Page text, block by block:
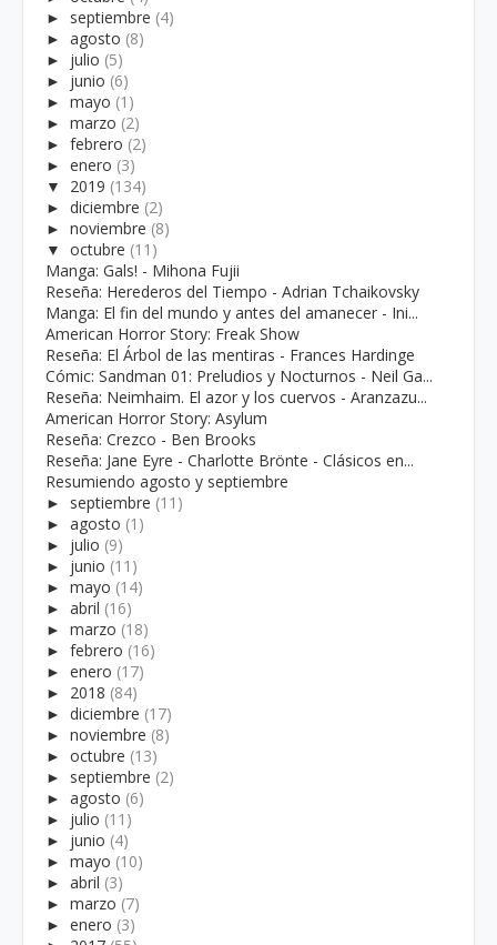
► septiembre (4)
► agosto (8)
► julio (5)
► junio (6)
► mayo (1)
► marzo (2)
► febrero (2)
► enero (3)
▼
2019 (134)
► diciembre (2)
► noviembre (8)
▼ octubre (11)
Manga: Gals! - Mihona Fujii
Reseña: Herederos del Tiempo - Adrian Tchaikovsky
Manga: El fin del mundo y antes del amanecer - Ini...
American Horror Story: Freak Show
Reseña: El Árbol de las mentiras - Frances Hardinge
Cómic: Sandman 01: Preludios y Nocturnos - Neil Ga...
Reseña: Neimhaim. El azor y los cuervos - Aranzazu...
American Horror Story: Asylum
Reseña: Crezco - Ben Brooks
Reseña: Jane Eyre - Charlotte Brönte - Clásicos en...
Resumiendo agosto y septiembre
► septiembre (11)
► agosto (1)
► julio (9)
► junio (11)
► mayo (14)
► abril (16)
► marzo (18)
► febrero (16)
► enero (17)
► 2018 (84)
► diciembre (17)
► noviembre (8)
► octubre (13)
► septiembre (2)
► agosto (6)
► julio (11)
► junio (4)
► mayo (10)
► abril (3)
► marzo (7)
► enero (3)